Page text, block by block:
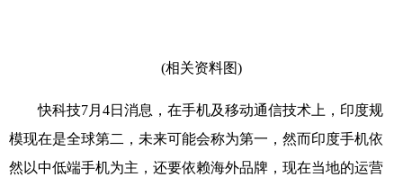
(相关资料图)
快科技7月4日消息，在手机及移动通信技术上，印度规
模现在是全球第二，未来可能会称为第一，然而印度手机依
然以中低端手机为主，还要依赖海外品牌，现在当地的运营